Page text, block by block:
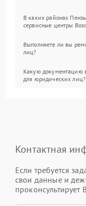
В каких районах
сервисные центры
Выполняете ли вы
лиц?
Какую документацию
для юридических лиц?
Контактная
Если требуется
свои данные и
проконсультирует